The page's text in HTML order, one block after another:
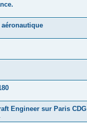
Engineer sur Paris CDG